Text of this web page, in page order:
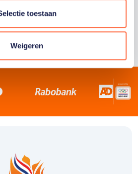
toestaan
Weigeren